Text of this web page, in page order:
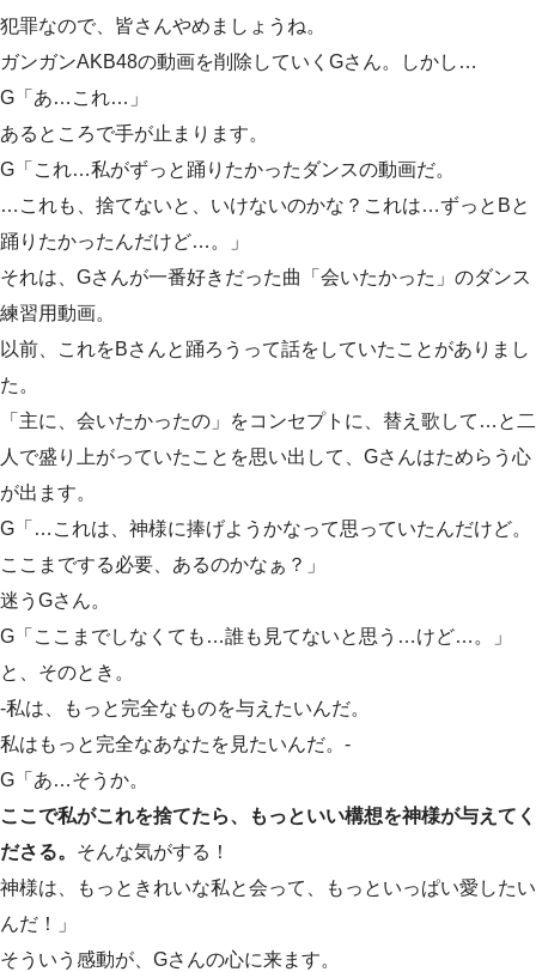
犯罪なので、皆さんやめましょうね。
ガンガンAKB48の動画を削除していくGさん。しかし…
G「あ…これ…」
あるところで手が止まります。
G「これ…私がずっと踊りたかったダンスの動画だ。
…これも、捨てないと、いけないのかな？これは…ずっとBと
踊りたかったんだけど…。」
それは、Gさんが一番好きだった曲「会いたかった」のダンス
練習用動画。
以前、これをBさんと踊ろうって話をしていたことがありまし
た。
「主に、会いたかったの」をコンセプトに、替え歌して…と二
人で盛り上がっていたことを思い出して、Gさんはためらう心
が出ます。
G「…これは、神様に捧げようかなって思っていたんだけど。
ここまでする必要、あるのかなぁ？」
迷うGさん。
G「ここまでしなくても…誰も見てないと思う…けど…。」
と、そのとき。
-私は、もっと完全なものを与えたいんだ。
私はもっと完全なあなたを見たいんだ。-
G「あ…そうか。
ここで私がこれを捨てたら、もっといい構想を神様が与えてく
ださる。 そんな気がする！
神様は、もっときれいな私と会って、もっといっぱい愛したい
んだ！」
そういう感動が、Gさんの心に来ます。